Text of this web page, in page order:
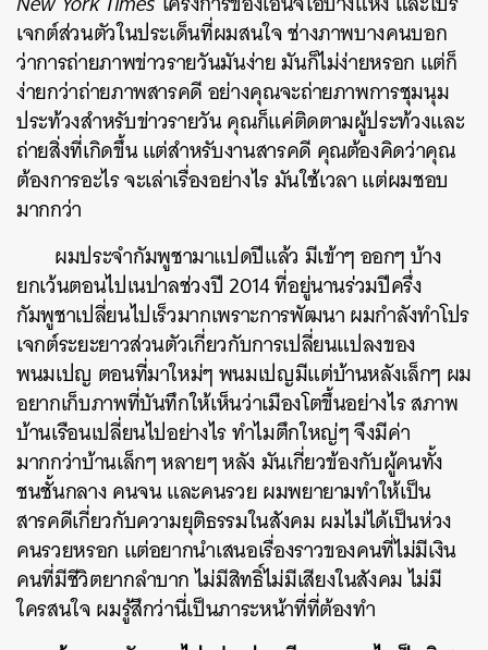
เจกต์ส่วนตัวในประเด็นที่ผมสนใจ ช่างภาพบางคนบอก
ว่าการถ่ายภาพข่าวรายวันมันง่าย มันก็ไม่ง่ายหรอก แต่ก็
ง่ายกว่าถ่ายภาพสารคดี อย่างคุณจะถ่ายภาพการชุมนุม
ประท้วงสำหรับข่าวรายวัน คุณก็แค่ติดตามผู้ประท้วงและ
ถ่ายสิ่งที่เกิดขึ้น แต่สำหรับงานสารคดี คุณต้องคิดว่าคุณ
ต้องการอะไร จะเล่าเรื่องอย่างไร มันใช้เวลา แต่ผมชอบ
มากกว่า
ผมประจำกัมพูชามาแปดปีแล้ว มีเข้าๆ ออกๆ บ้าง
ยกเว้นตอนไปเนปาลช่วงปี 2014 ที่อยู่นานร่วมปีครึ่ง
กัมพูชาเปลี่ยนไปเร็วมากเพราะการพัฒนา ผมกำลังทำโปร
เจกต์ระยะยาวส่วนตัวเกี่ยวกับการเปลี่ยนแปลงของ
พนมเปญ ตอนที่มาใหม่ๆ พนมเปญมีแต่บ้านหลังเล็กๆ ผม
อยากเก็บภาพที่บันทึกให้เห็นว่าเมืองโตขึ้นอย่างไร สภาพ
บ้านเรือนเปลี่ยนไปอย่างไร ทำไมตึกใหญ่ๆ จึงมีค่า
มากกว่าบ้านเล็กๆ หลายๆ หลัง มันเกี่ยวข้องกับผู้คนทั้ง
ชนชั้นกลาง คนจน และคนรวย ผมพยายามทำให้เป็น
สารคดีเกี่ยวกับความยุติธรรมในสังคม ผมไม่ได้เป็นห่วง
คนรวยหรอก แต่อยากนำเสนอเรื่องราวของคนที่ไม่มีเงิน
คนที่มีชีวิตยากลำบาก ไม่มีสิทธิ์ไม่มีเสียงในสังคม ไม่มี
ใครสนใจ ผมรู้สึกว่านี่เป็นภาระหน้าที่ที่ต้องทำ